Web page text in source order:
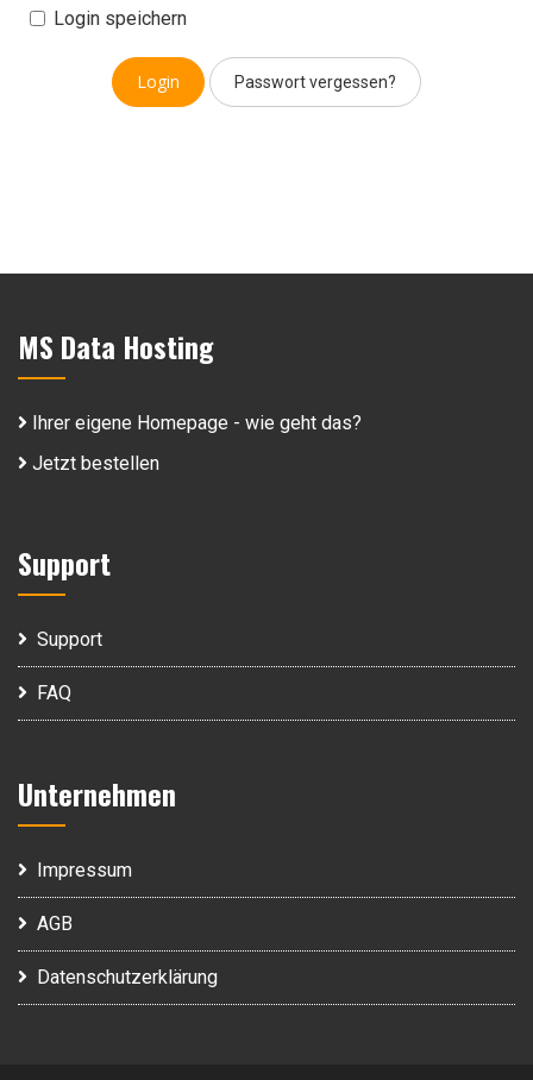
Login speichern
Passwort vergessen?
MS Data Hosting
Ihrer eigene Homepage - wie geht das?
Jetzt bestellen
Support
Support
FAQ
Unternehmen
Impressum
AGB
Datenschutzerklärung